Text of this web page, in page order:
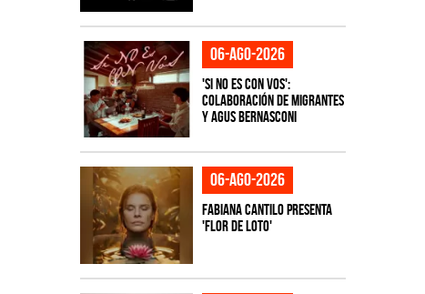
06-ago-2026
'Si No Es Con Vos':
colaboración de Migrantes
y Agus Bernasconi
06-ago-2026
Fabiana Cantilo presenta
'Flor de Loto'